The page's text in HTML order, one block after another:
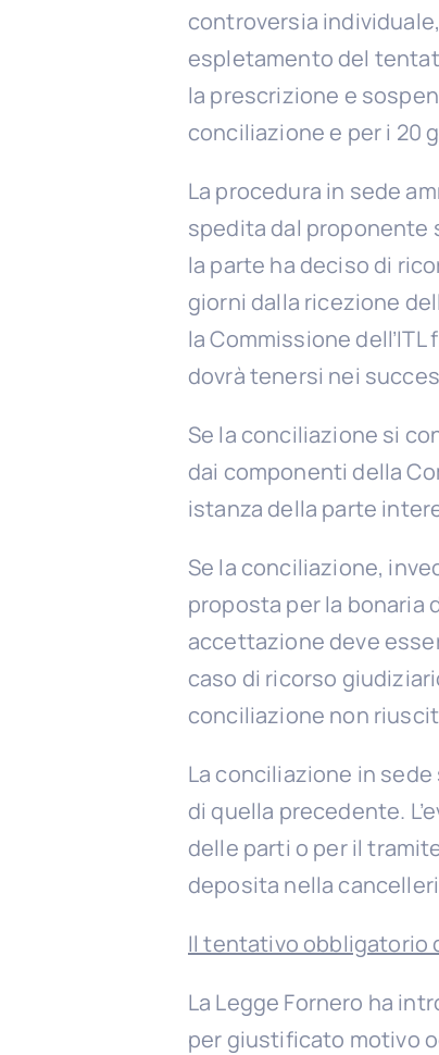
controversia
espletamento del
la prescrizione e
conciliazione e per i 20
La procedura in sede
spedita dal proponente
la parte ha deciso di
giorni dalla ricezione
la Commissione
dovrà tenersi nei
Se la conciliazione si
dai componenti della
istanza della parte
Se la conciliazione,
proposta per la bonaria
accettazione deve
caso di ricorso
conciliazione non
La conciliazione in
di quella precedente.
delle parti o per il
deposita nella
Il tentativo obbligatorio
La Legge Fornero ha
per giustificato motivo